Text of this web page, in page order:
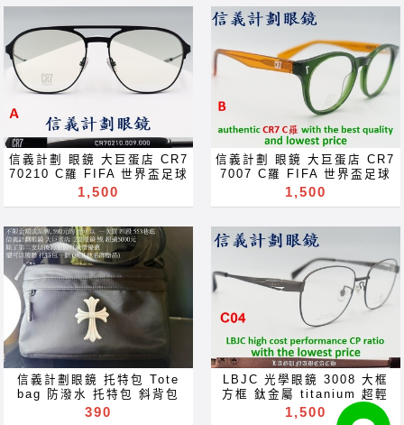
glasögon Gelas चश्मा めが
ImeMyself Eyewear
casual wear clothes and
accessories
glasögon Gelas चश्मा めが
ね 안경 Okulary specula
ImeMyself Eyewear
casual wear clothes and
accessories
抗藍光 濾藍光 變色鏡片 抗蓝
光 滤蓝光 全視線 變色鏡片
全视线 变色镜片 optical
frames spectacles
glasses Rx prescription
for near far sighted
reading glass blue block
lenses blue light block
filter eyeglasses
Акуляры Kacamata Gafas
Des lunettes نظارات очки
Brýle Mga Salamin
occhiali Gläser szemüveg
glasögon Gelas चश्मा めが
ね 안경 Okulary specula
ImeMyself Eyewear
casual wear clothes and
accessories
老花 多焦點 鏡片 近视 眼镜
抗藍光 濾藍光 變色鏡片 抗蓝
光 滤蓝光 全視線 變色鏡片
全视线 变色镜片 optical
frames spectacles
glasses Rx prescription
for near far sighted
reading glass blue block
lenses blue light block
filter eyeglasses
Акуляры Kacamata Gafas
Des lunettes نظارات очки
Brýle Mga Salamin
occhiali Gläser szemüveg
glasögon Gelas चश्मा めが
ね 안경 Okulary specula
ImeMyself Eyewear
casual wear clothes and
accessories
信義計劃 眼鏡 大巨蛋店 CR7
70210 C羅 FIFA 世界盃足球
賽 世足賽 金屬框 圓框 雙槓
片 glasses 可配 近視 老花
多焦點 鏡片 近视 眼镜 抗藍
光 濾藍光 變色鏡片 抗蓝光
滤蓝光 全視線 變色鏡片 全视
线 变色镜片 optical frames
spectacles glasses Rx
prescription for near far
sighted reading glass
blue block lenses blue
light block filter
eyeglasses Акуляры
Kacamata Gafas Des
lunettes نظارات очки
Brýle Mga Salamin
1,500
信義計劃 眼鏡 大巨蛋店 CR7
7007 C羅 FIFA 世界盃足球
賽 世足賽 膠框 圓框 波士頓
可配 近視 老花 多焦點 鏡片
近视 眼镜 抗藍光 濾藍光 變
色鏡片 抗蓝光 滤蓝光 全視線
變色鏡片 全视线 变色镜片
optical frames spectacles
glasses Rx prescription
for near far sighted
reading glass blue block
lenses blue light block
filter eyeglasses
Акуляры Kacamata Gafas
Des lunettes نظارات очки
Brýle Mga Salamin
occhiali Gläser szemüveg
1,500
信義計劃眼鏡 托特包 Tote
bag 防潑水 托特包 斜背包
護照包 可放 錢包 雨傘 太陽
390
LBJC 光學眼鏡 3008 大框
方框 鈦金屬 titanium 超輕
超彈性 optical frames
1,500